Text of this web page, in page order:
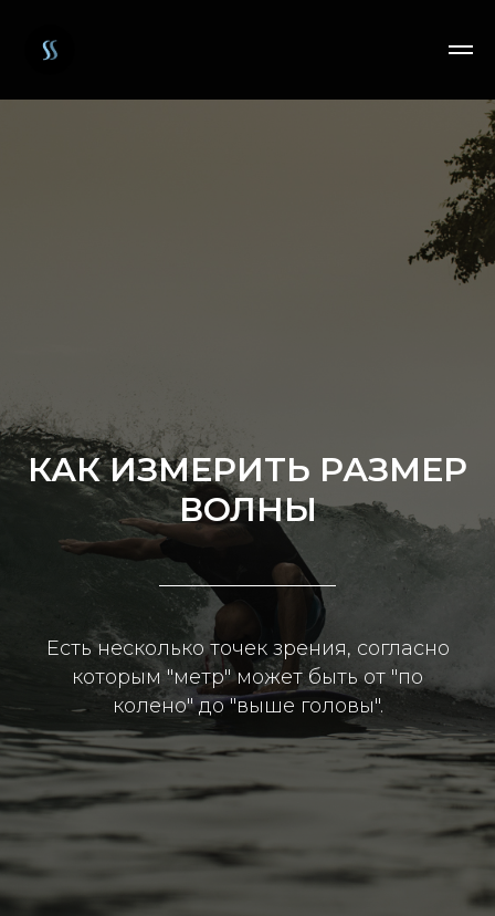
КАК ИЗМЕРИТЬ РАЗМЕР
ВОЛНЫ
Есть несколько точек зрения, согласно
которым "метр" может быть от "по
колено" до "выше головы".